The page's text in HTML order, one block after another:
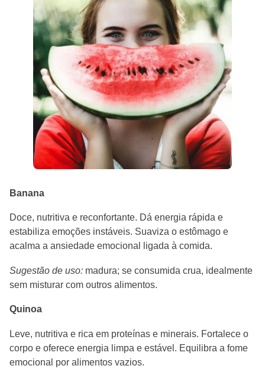
Banana
Doce, nutritiva e reconfortante. Dá energia rápida e
estabiliza emoções instáveis. Suaviza o estômago e
acalma a ansiedade emocional ligada à comida.
Sugestão de uso: madura; se consumida crua, idealmente
sem misturar com outros alimentos.
Quinoa
Leve, nutritiva e rica em proteínas e minerais. Fortalece o
corpo e oferece energia limpa e estável. Equilibra a fome
emocional por alimentos vazios.